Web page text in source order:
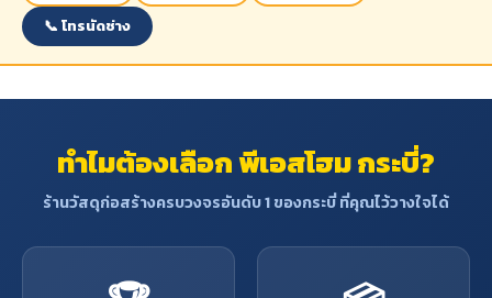
📞 โทรนัดช่าง
ทำไมต้องเลือก พีเอสโฮม กระบี่?
ร้านวัสดุก่อสร้างครบวงจรอันดับ 1 ของกระบี่ ที่คุณไว้วางใจได้